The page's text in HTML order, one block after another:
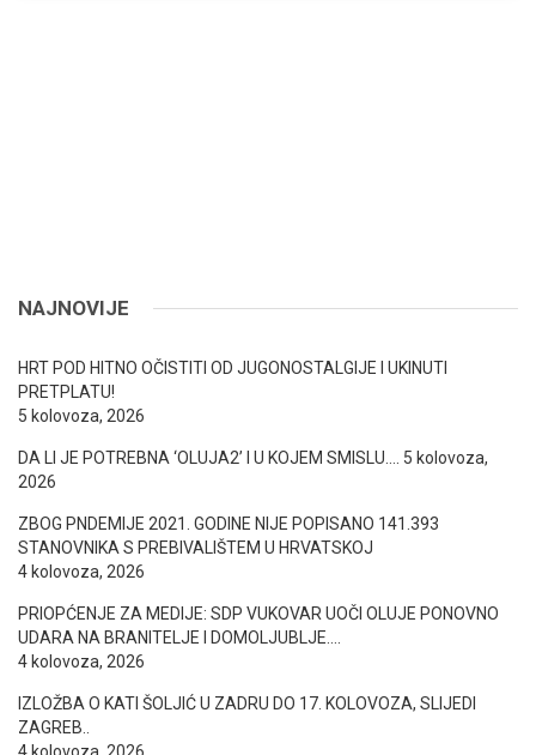
NAJNOVIJE
HRT POD HITNO OČISTITI OD JUGONOSTALGIJE I UKINUTI
PRETPLATU!
5 kolovoza, 2026
DA LI JE POTREBNA ‘OLUJA2’ I U KOJEM SMISLU….
5 kolovoza,
2026
ZBOG PNDEMIJE 2021. GODINE NIJE POPISANO 141.393
STANOVNIKA S PREBIVALIŠTEM U HRVATSKOJ
4 kolovoza, 2026
PRIOPĆENJE ZA MEDIJE: SDP VUKOVAR UOČI OLUJE PONOVNO
UDARA NA BRANITELJE I DOMOLJUBLJE….
4 kolovoza, 2026
IZLOŽBA O KATI ŠOLJIĆ U ZADRU DO 17. KOLOVOZA, SLIJEDI
ZAGREB..